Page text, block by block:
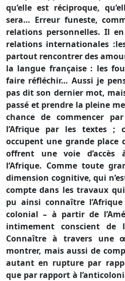
qu’elle est réciproque,
sera… Erreur funeste,
relations personnelles. Il
relations internationales
partout rencontrer des
la langue française : les
faire réfléchir… Aussi je
pas dit son dernier mot,
passé et prendre la pleine
chance de commencer
l’Afrique par les textes ;
occupent une grande
offrent une voie d’accès
l’Afrique. Comme toute
dimension cognitive, qui
compte dans les travaux
pu ainsi connaître
colonial – à partir de
intimement conscient de
Connaître à travers une
montrer, mais aussi de
autant en rupture par
que par rapport à